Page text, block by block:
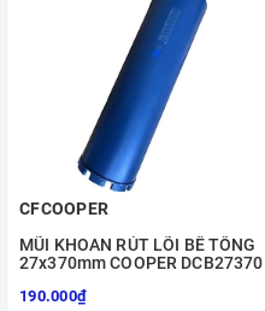
CFCOOPER
MŨI KHOAN RÚT LÕI BÊ TÔNG
27x370mm COOPER DCB27370
190.000₫